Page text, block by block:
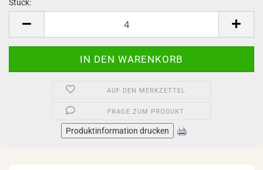
Stück:
AUF DEN MERKZETTEL
FRAGE ZUM PRODUKT
Produktinformation drucken